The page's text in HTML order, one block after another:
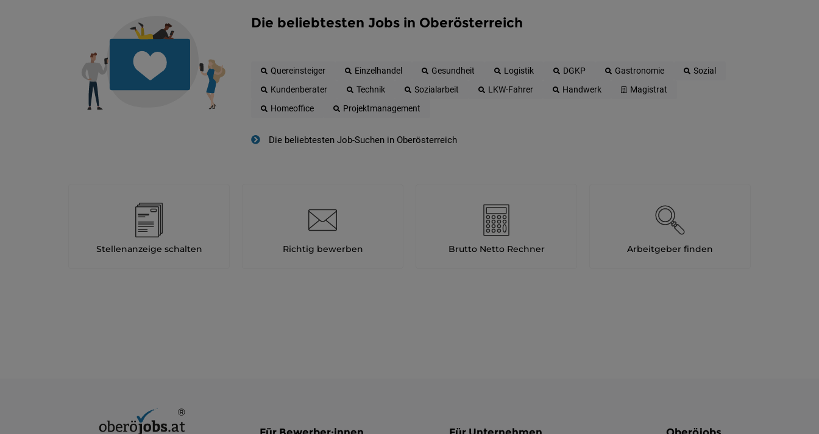
Die beliebtesten Jobs in Oberösterreich
Quereinsteiger Einzelhandel Gesundheit Logistik DGKP Gastronomie
Sozial
Kundenberater
Technik Sozialarbeit LKW-Fahrer Handwerk
Magistrat
Homeoffice
Projektmanagement
Die beliebtesten Job-Suchen in Oberösterreich
Stellenanzeige schalten Richtig bewerben Brutto Netto Rechner Arbeitgeber finden